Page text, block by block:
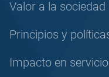
Valor a la sociedad
Principios y
Impacto en